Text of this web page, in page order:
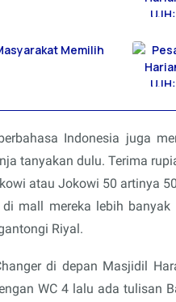
Memilih
Indonesia juga
tanyakan dulu. Terima
atau Jokowi 50 artinya
mall mereka lebih
Riyal.
di depan Masjidil
WC 4 lalu ada tulisan